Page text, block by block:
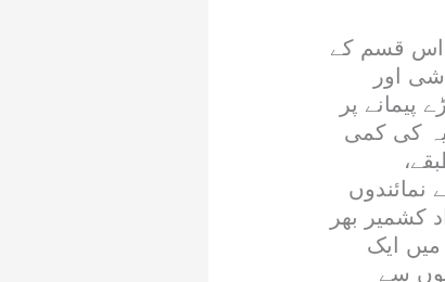
اس قسم کے
اور
پیمانے پر
کی کمی
نمائندوں
کشمیر بھر
ایک
سے